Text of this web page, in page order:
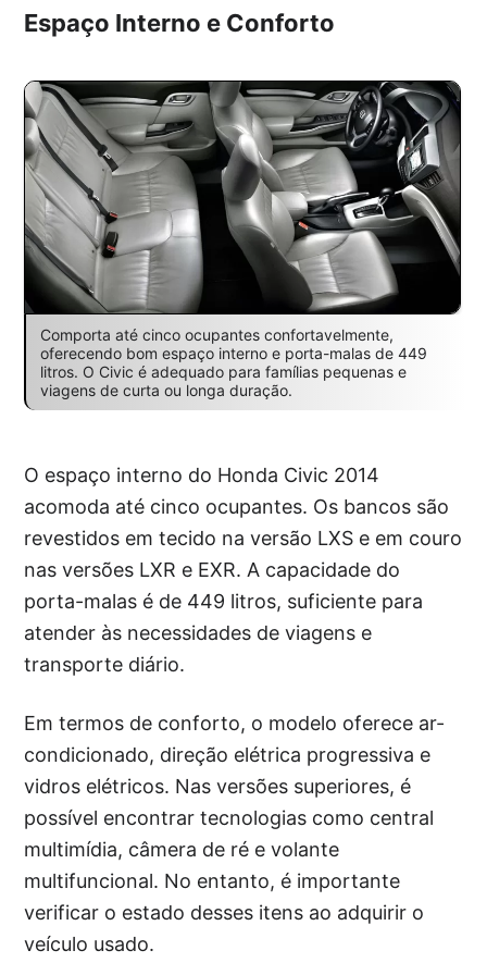
Espaço Interno e Conforto
Comporta até cinco ocupantes confortavelmente,
oferecendo bom espaço interno e porta-malas de 449
litros. O Civic é adequado para famílias pequenas e
viagens de curta ou longa duração.
O espaço interno do Honda Civic 2014
acomoda até cinco ocupantes. Os bancos são
revestidos em tecido na versão LXS e em couro
nas versões LXR e EXR. A capacidade do
porta-malas é de 449 litros, suficiente para
atender às necessidades de viagens e
transporte diário.
Em termos de conforto, o modelo oferece ar-
condicionado, direção elétrica progressiva e
vidros elétricos. Nas versões superiores, é
possível encontrar tecnologias como central
multimídia, câmera de ré e volante
multifuncional. No entanto, é importante
verificar o estado desses itens ao adquirir o
veículo usado.